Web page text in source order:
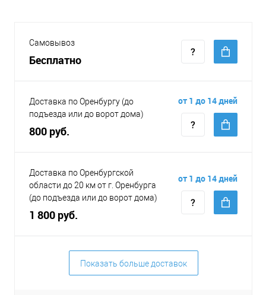
Самовывоз
Бесплатно
Доставка по Оренбургу (до
подъезда или до ворот дома)
800 руб.
от 1 до 14 дней
Доставка по Оренбургской
области до 20 км от г. Оренбурга
(до подъезда или до ворот дома)
1 800 руб.
от 1 до 14 дней
Показать больше доставок